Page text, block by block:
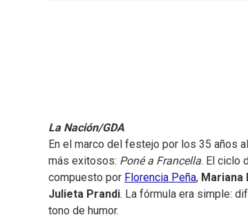
La Nación/GDA
En el marco del festejo por los 35 años
más exitosos: Poné a Francella. El ciclo
compuesto por Florencia Peña, Mariana
Julieta Prandi. La fórmula era simple:
tono de humor.